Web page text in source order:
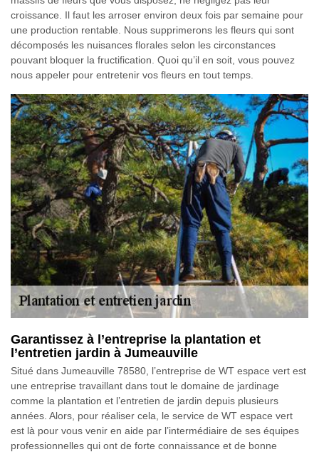
croissance. Il faut les arroser environ deux fois par semaine pour
une production rentable. Nous supprimerons les fleurs qui sont
décomposés les nuisances florales selon les circonstances
pouvant bloquer la fructification. Quoi qu’il en soit, vous pouvez
nous appeler pour entretenir vos fleurs en tout temps.
Garantissez à l’entreprise la plantation et
l’entretien jardin à Jumeauville
Situé dans Jumeauville 78580, l’entreprise de WT espace vert est
une entreprise travaillant dans tout le domaine de jardinage
comme la plantation et l’entretien de jardin depuis plusieurs
années. Alors, pour réaliser cela, le service de WT espace vert
est là pour vous venir en aide par l’intermédiaire de ses équipes
professionnelles qui ont de forte connaissance et de bonne